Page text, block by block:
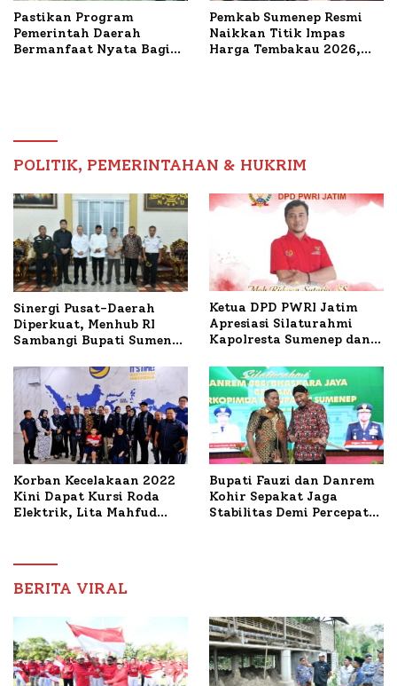
Pastikan Program
Pemerintah Daerah
Bermanfaat Nyata Bagi
Pemkab Sumenep Resmi
Naikkan Titik Impas
Harga Tembakau 2026,
POLITIK, PEMERINTAHAN & HUKRIM
Sinergi Pusat-Daerah
Diperkuat, Menhub RI
Sambangi Bupati Sumenep
Mutiara Sentosa II
Ketua DPD PWRI Jatim
Apresiasi Silaturahmi
Kapolresta Sumenep dan
Ideal Polri-Pers
Korban Kecelakaan 2022
Kini Dapat Kursi Roda
Elektrik, Lita Mahfud
Nabil
Bupati Fauzi dan Danrem
Kohir Sepakat Jaga
Stabilitas Demi Percepat
BERITA VIRAL